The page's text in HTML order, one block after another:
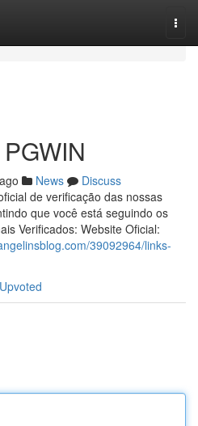
News
Discuss
de verificação das nossas
que você está seguindo os
Verificados: Website Oficial:
39092964/links-